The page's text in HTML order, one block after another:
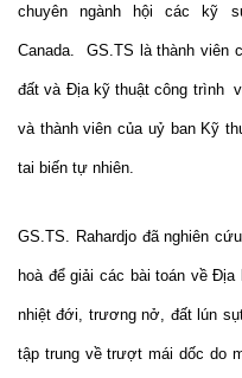
chuyên ngành hội các kỹ
Canada GS.TS là thành viên
đất và Địa kỹ thuật công trình
và thành viên của uỷ ban Kỹ
tai biến tự nhiên.
GS.TS. Rahardjo đã nghiên
hoà để giải các bài toán về
nhiệt đới, trương nở, đất lún
tập trung về trượt mái dốc do